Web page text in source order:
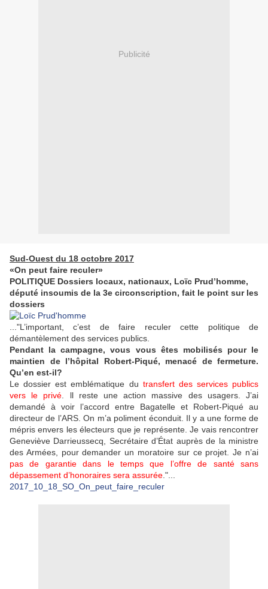
Publicité
Sud-Ouest du 18 octobre 2017
«On peut faire reculer»
POLITIQUE Dossiers locaux, nationaux, Loïc Prud’homme,
député insoumis de la 3e circonscription, fait le point sur les
dossiers
..."L’important, c’est de faire reculer cette politique de
démantèlement des services publics.
Pendant la campagne, vous vous êtes mobilisés pour le
maintien de l’hôpital Robert-Piqué, menacé de fermeture.
Qu’en est-il?
Le dossier est emblématique du transfert des services publics
vers le privé . ll reste une action massive des usagers. J’ai
demandé à voir l’accord entre Bagatelle et Robert-Piqué au
directeur de l’ARS. On m’a poliment éconduit. Il y a une forme de
mépris envers les électeurs que je représente. Je vais rencontrer
Geneviève Darrieussecq, Secrétaire d’État auprès de la ministre
des Armées, pour demander un moratoire sur ce projet. Je n’ai
pas de garantie dans le temps que l’offre de santé sans
dépassement d’honoraires sera assurée ."...
2017_10_18_SO_On_peut_faire_reculer